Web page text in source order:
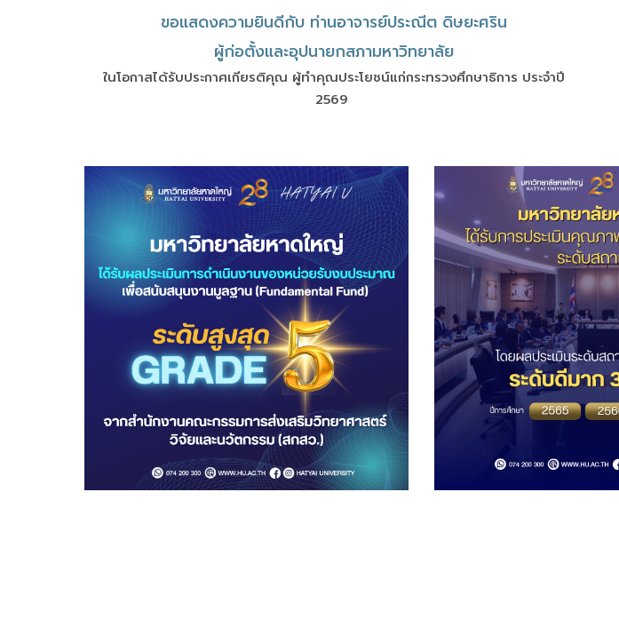
ขอแสดงความยินดีกับ ท่านอาจารย์ประณีต ดิษยะศริน
ผู้ก่อตั้งและอุปนายกสภามหาวิทยาลัย
ในโอกาสได้รับประกาศเกียรติคุณ ผู้ทำคุณประโยชน์แก่กระทรวงศึกษาธิการ ประจำปี
2569